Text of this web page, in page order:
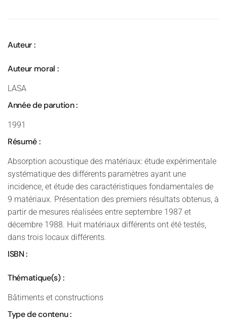
Auteur :
Auteur moral :
LASA
Année de parution :
1991
Résumé :
Absorption acoustique des matériaux: étude expérimentale
systématique des différents paramètres ayant une
incidence, et étude des caractéristiques fondamentales de
9 matériaux. Présentation des premiers résultats obtenus, à
partir de mesures réalisées entre septembre 1987 et
décembre 1988. Huit matériaux différents ont été testés,
dans trois locaux différents.
ISBN :
Thématique(s) :
Bâtiments et constructions
Type de contenu :